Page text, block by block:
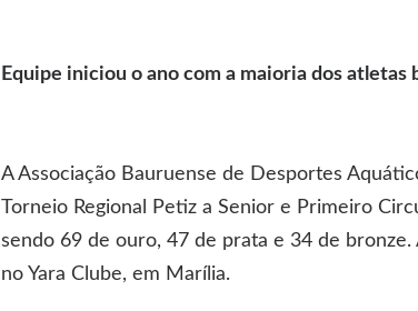
Equipe iniciou o ano com a maioria dos atletas
A Associação Bauruense de Desportes
Torneio Regional Petiz a Senior e Primeiro
sendo 69 de ouro, 47 de prata e 34 de
no Yara Clube, em Marília.